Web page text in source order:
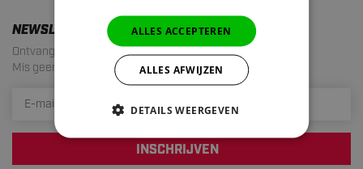
NEWSLETTER
Ontvang de laatste aanbiedingen en acties!
Mis geen enkele actie meer. Maximaal 1 mail per maand.
INSCHRIJVEN
ALLES ACCEPTEREN
ALLES AFWIJZEN
DETAILS WEERGEVEN